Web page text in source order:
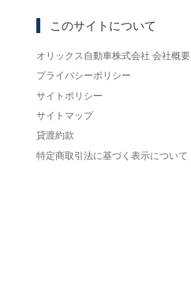
このサイトについて
オリックス自動車株式会社 会社概要
プライバシーポリシー
サイトポリシー
サイトマップ
貸渡約款
特定商取引法に基づく表示について